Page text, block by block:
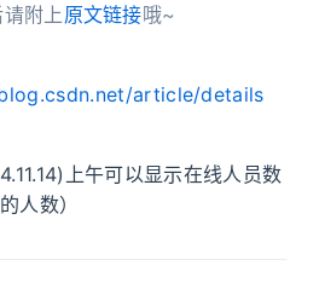
附上 原文链接哦~
article/details
上午可以显示在线人员数
人数）